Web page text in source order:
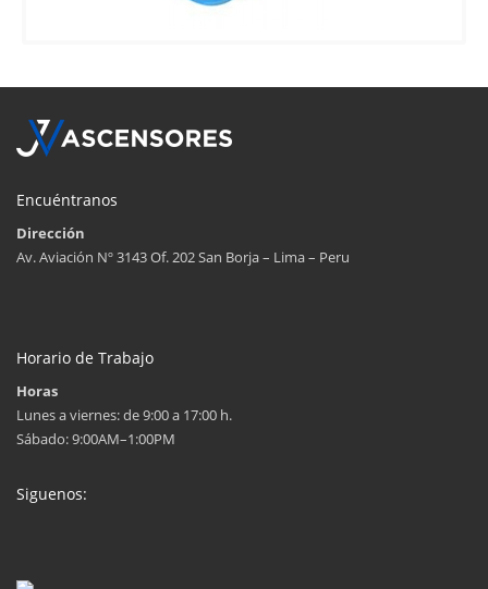
Encuéntranos
Dirección
Av. Aviación Nº 3143 Of. 202 San Borja – Lima – Peru
Horario de Trabajo
Horas
Lunes a viernes: de 9:00 a 17:00 h.
Sábado: 9:00AM–1:00PM
Siguenos: